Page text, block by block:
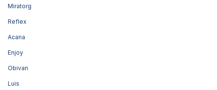
Miratorg
Reflex
Acana
Enjoy
Obivan
Luis